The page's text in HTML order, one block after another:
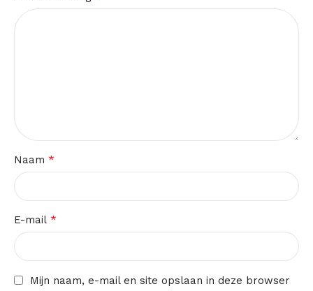
Naam *
E-mail *
Mijn naam, e-mail en site opslaan in deze browser